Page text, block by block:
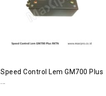
Speed Control Lem GM700 Plus